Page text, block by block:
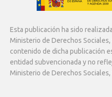
Esta publicación ha sido
Ministerio de Derechos
contenido de dicha publicación
entidad subvencionada y no
Ministerio de Derechos